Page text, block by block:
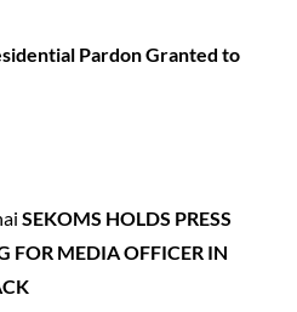
Pardon Granted to
SEKOMS HOLDS PRESS
FOR MEDIA OFFICER IN